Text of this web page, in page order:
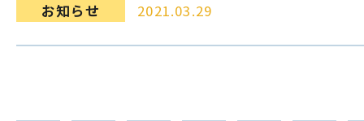
お知らせ 2021.03.29